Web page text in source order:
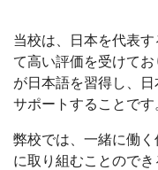
当校は、日本を代表
て高い評価を受けて
が日本語を習得し、
サポートすることです
弊校では、一緒に働
に取り組むことので